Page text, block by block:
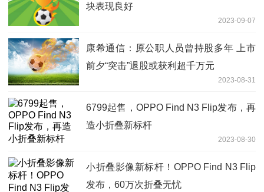
块表现良好
2023-09-07
康希通信：原公职人员曾持股多年 上市
前夕“突击”退股或获利超千万元
2023-08-31
6799起售，OPPO Find N3 Flip发布，再
造小折叠新标杆
2023-08-30
小折叠影像新标杆！OPPO Find N3 Flip
发布，60万次折叠无忧